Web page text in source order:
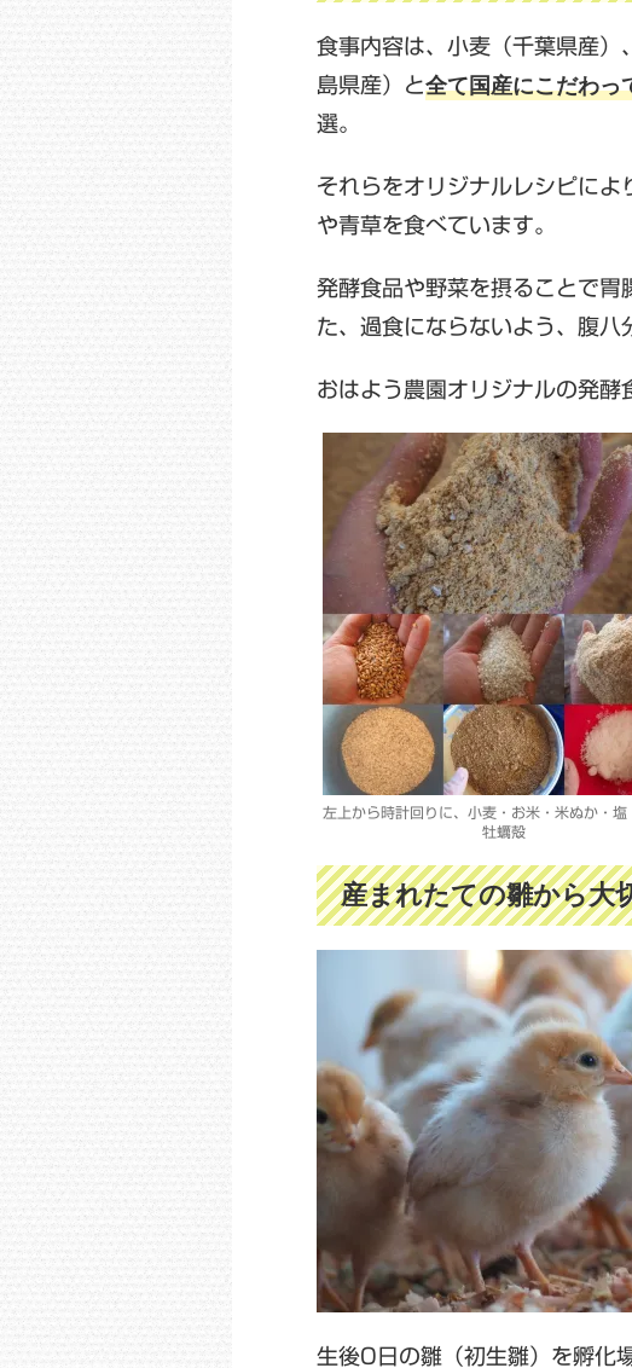
食事内容は、小麦（千葉県産）
島県産）と全て国産にこだわっ
選。
それらをオリジナルレシピに
や青草を食べています。
発酵食品や野菜を摂ることで胃
た、過食にならないよう、腹八
おはよう農園オリジナルの発酵
左上から時計回りに、小麦・お米・米ぬか・塩
牡蠣殻
産まれたての雛から大
生後0日の雛（初生雛）を孵化